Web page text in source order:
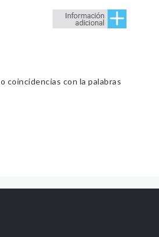
coincidencias con la palabras